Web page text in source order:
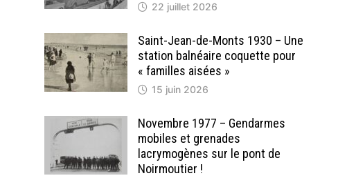
22 juillet 2026
Saint-Jean-de-Monts 1930 – Une
station balnéaire coquette pour
« familles aisées »
15 juin 2026
Novembre 1977 – Gendarmes
mobiles et grenades
lacrymogènes sur le pont de
Noirmoutier !